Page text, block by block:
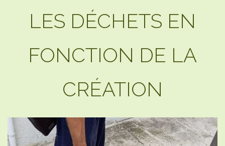
LES DÉCHETS EN
FONCTION DE LA
CRÉATION